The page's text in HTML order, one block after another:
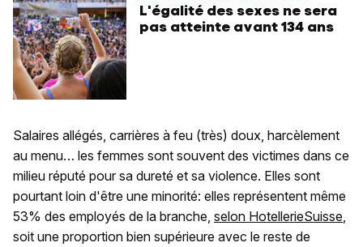
L'égalité des sexes ne sera
pas atteinte avant 134 ans
Salaires allégés, carrières à feu (très) doux, harcèlement
au menu… les femmes sont souvent des victimes dans ce
milieu réputé pour sa dureté et sa violence. Elles sont
pourtant loin d'être une minorité: elles représentent même
53% des employés de la branche, selon HotellerieSuisse
soit une proportion bien supérieure avec le reste de